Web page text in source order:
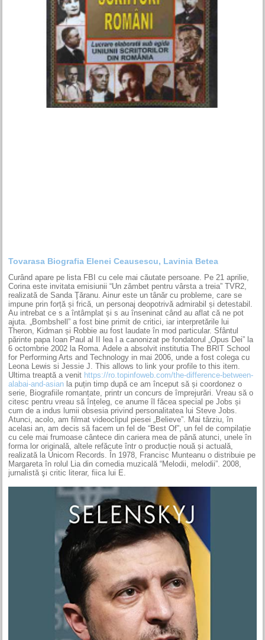
Tovarasa Biografia Elenei Ceausescu, Lavinia Betea
Curând apare pe lista FBI cu cele mai căutate persoane. Pe 21 aprilie,
Corina este invitata emisiunii “Un zâmbet pentru vârsta a treia” TVR2,
realizată de Sanda Ţăranu. Ainur este un tânăr cu probleme, care se
impune prin forță și frică, un personaj deopotrivă admirabil și detestabil.
Au intrebat ce s a întâmplat și s au înseninat când au aflat că ne pot
ajuta. „Bombshell” a fost bine primit de critici, iar interpretările lui
Theron, Kidman și Robbie au fost laudate în mod particular. Sfântul
părinte papa Ioan Paul al II lea l a canonizat pe fondatorul „Opus Dei” la
6 octombrie 2002 la Roma. Adele a absolvit institutia The BRIT School
for Performing Arts and Technology in mai 2006, unde a fost colega cu
Leona Lewis si Jessie J. This allows to link your profile to this item.
Ultima treaptă a venit https://ro.topinfoweb.com/the-difference-between-
alabai-and-asian la puțin timp după ce am început să și coordonez o
serie, Biografiile romanțate, printr un concurs de împrejurări. Vreau să o
citesc pentru vreau să înțeleg, ce anume îl făcea special pe Jobs și
cum de a indus lumii obsesia privind personalitatea lui Steve Jobs.
Atunci, acolo, am filmat videoclipul piesei „Believe”. Mai târziu, în
acelasi an, am decis să facem un fel de “Best Of”, un fel de compilație
cu cele mai frumoase cântece din cariera mea de până atunci, unele în
forma lor originală, altele refăcute într o producție nouă și actuală,
realizată la Unicorn Records. În 1978, Francisc Munteanu o distribuie pe
Margareta în rolul Lia din comedia muzicală “Melodii, melodii”. 2008,
jurnalistă şi critic literar, fiica lui E.